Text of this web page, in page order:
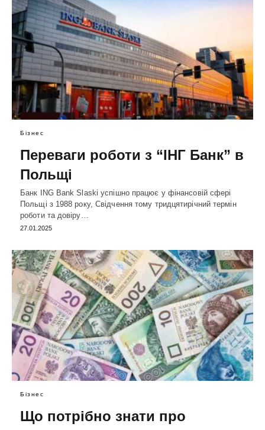
Бізнес
Переваги роботи з “ІНГ Банк” в
Польщі
Банк ING Bank Slaski успішно працює у фінансовій сфері
Польщі з 1988 року, Свідчення тому тридцятирічний термін
роботи та довіру…
27.01.2025
Бізнес
Що потрібно знати про